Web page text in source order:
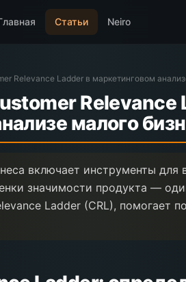
Статьи Neiro
Relevance Ladder в маркетинговом
Relevance
малого
включает инструменты для
значимости продукта —
Ladder (CRL), помогает